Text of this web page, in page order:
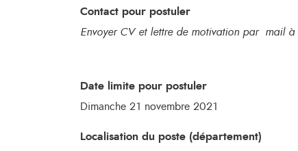
Contact pour postuler
Envoyer CV et lettre de motivation par mail à
Date limite pour postuler
Dimanche 21 novembre 2021
Localisation du poste (département)